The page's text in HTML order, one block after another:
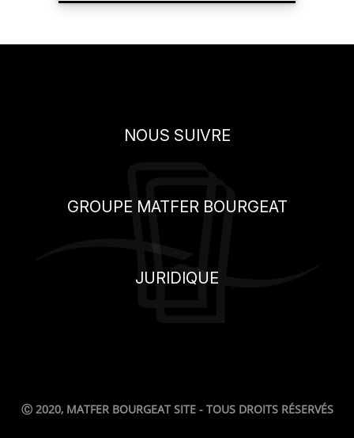
NOUS SUIVRE
GROUPE MATFER BOURGEAT
JURIDIQUE
Ⓒ 2020, MATFER BOURGEAT SITE - TOUS DROITS RÉSERVÉS